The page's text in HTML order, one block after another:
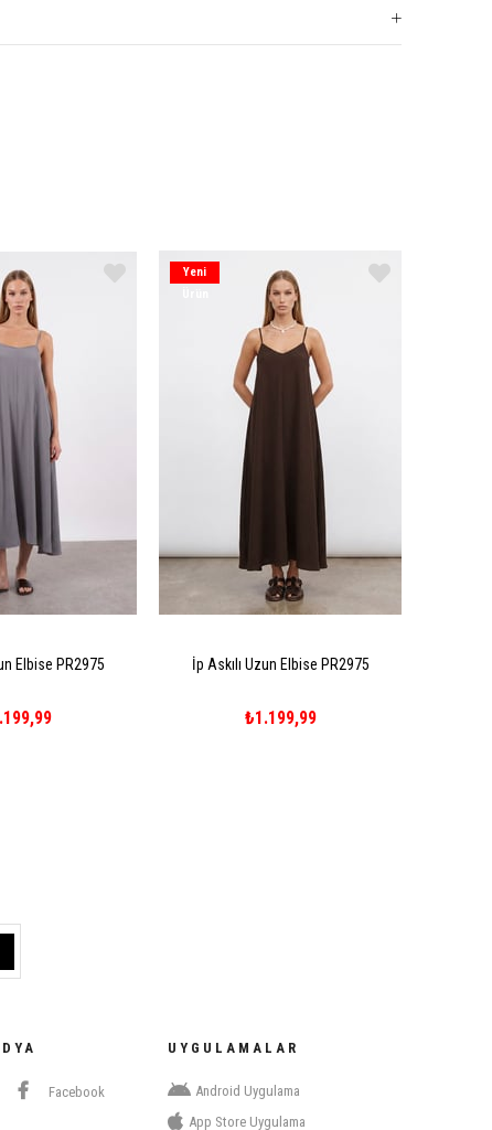
Elbise PR2975 İp Askılı Uzun Elbise PR2975
₺1.199,99
Yeni
Facebook
UYGULAMALAR
Android Uygulama
App Store Uygulama